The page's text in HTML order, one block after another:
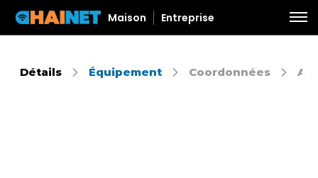
Maison Entreprise
Détails Équipement Coordonnées